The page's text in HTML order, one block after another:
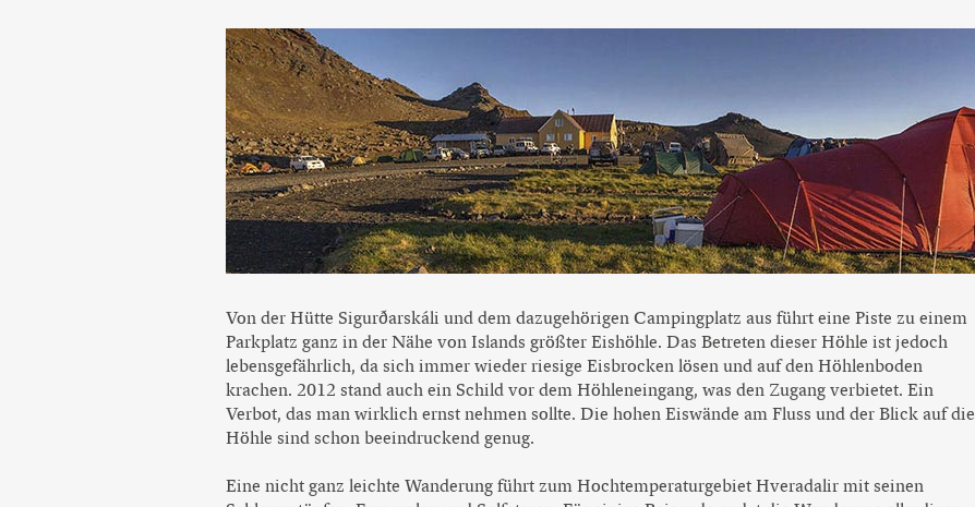
Von der Hütte Sigurðarskáli und dem dazugehörigen Campingplatz aus führt eine Piste zu einem
Parkplatz ganz in der Nähe von Islands größter Eishöhle. Das Betreten dieser Höhle ist jedoch
lebensgefährlich, da sich immer wieder riesige Eisbrocken lösen und auf den Höhlenboden
krachen. 2012 stand auch ein Schild vor dem Höhleneingang, was den Zugang verbietet. Ein
Verbot, das man wirklich ernst nehmen sollte. Die hohen Eiswände am Fluss und der Blick auf die
Höhle sind schon beeindruckend genug.
Eine nicht ganz leichte Wanderung führt zum Hochtemperaturgebiet Hveradalir mit seinen